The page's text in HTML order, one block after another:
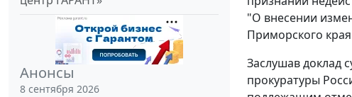
Анонсы
8 сентября 2026
"О внесении
Приморского
Заслушав доклад
прокуратуры